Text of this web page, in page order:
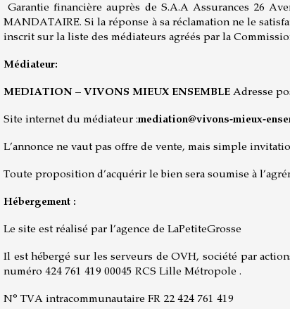
Garantie financière auprès de S.A.A Assurances 26
MANDATAIRE. Si la réponse à sa réclamation ne le
inscrit sur la liste des médiateurs agréés par la
Médiateur:
MEDIATION – VIVONS MIEUX ENSEMBLE Adresse
Site internet du médiateur :mediation@vivons-mieux-
L’annonce ne vaut pas offre de vente, mais simple
Toute proposition d’acquérir le bien sera soumise à
Hébergement :
Le site est réalisé par l’agence de LaPetiteGrosse
Il est hébergé sur les serveurs de OVH, société par
numéro 424 761 419 00045 RCS Lille Métropole .
N° TVA intracommunautaire FR 22 424 761 419